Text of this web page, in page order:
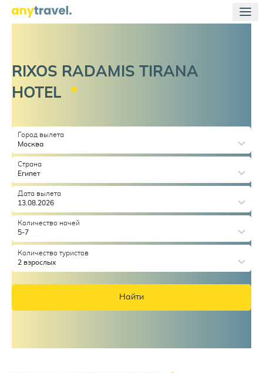
RIXOS RADAMIS TIRANA
HOTEL
Город вылета
Москва
Страна
Египет
Дата вылета
13.08.2026
Количество ночей
5-7
Количество туристов
2 взрослых
Найти